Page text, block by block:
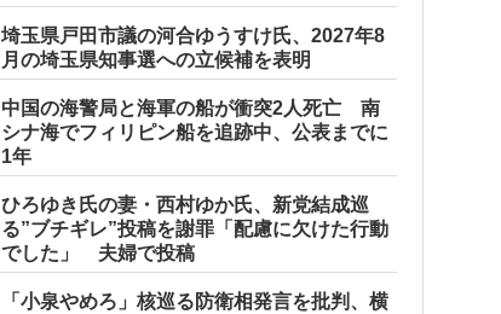
埼玉県戸田市議の河合ゆうすけ氏、2027年8
月の埼玉県知事選への立候補を表明
中国の海警局と海軍の船が衝突2人死亡 南
シナ海でフィリピン船を追跡中、公表までに
1年
ひろゆき氏の妻・西村ゆか氏、新党結成巡
る”ブチギレ”投稿を謝罪「配慮に欠けた行動
でした」 夫婦で投稿
「小泉やめろ」核巡る防衛相発言を批判、横